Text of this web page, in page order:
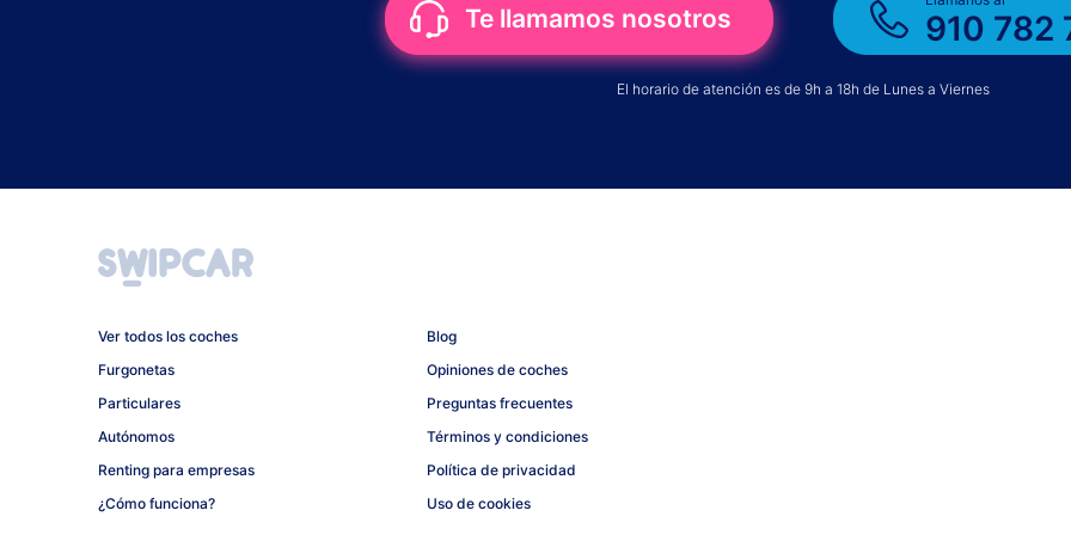
Te llamamos nosotros 910 782
El horario de atención es de 9h a 18h de Lunes a Viernes
Ver todos los coches
Furgonetas
Particulares
Autónomos
Renting para empresas
¿Cómo funciona?
Blog
Opiniones de coches
Preguntas frecuentes
Términos y condiciones
Política de privacidad
Uso de cookies